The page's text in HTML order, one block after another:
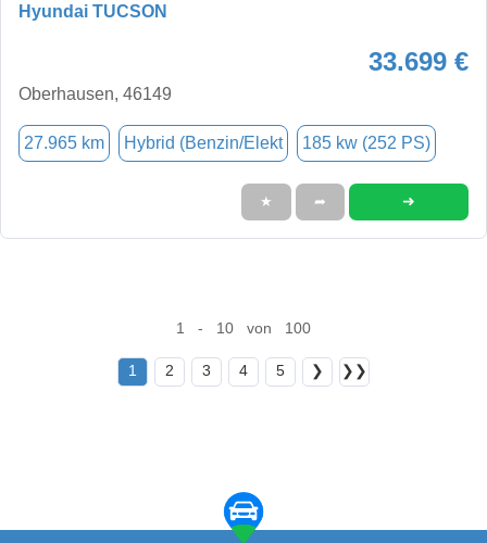
Hyundai TUCSON
33.699 €
Oberhausen, 46149
27.965 km Hybrid (Benzin/Elekt 185 kw (252 PS)
★ ➦ ➜
1 - 10 von 100
1 2 3 4 5 ❯ ❯❯